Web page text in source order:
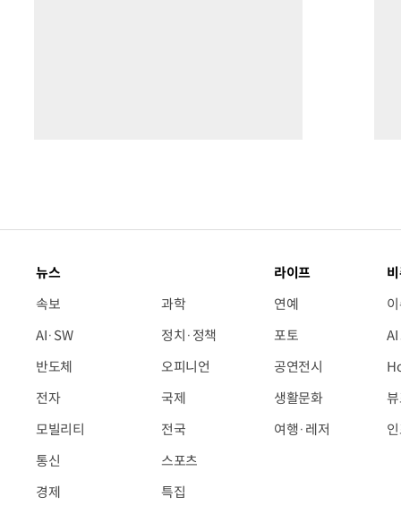
뉴스
속보
AI·SW
반도체
전자
모빌리티
통신
경제
과학
정치·정책
오피니언
국제
전국
스포츠
특집
라이프
연예
포토
공연전시
생활문화
여행·레저